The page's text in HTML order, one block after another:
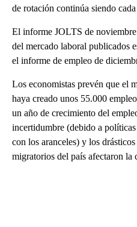
de rotación continúa siendo
El informe JOLTS de
del mercado laboral publicados
el informe de empleo de
Los economistas prevén que el
haya creado unos 55.000
un año de crecimiento del
incertidumbre (debido a
con los aranceles) y los
migratorios del país afectaron la